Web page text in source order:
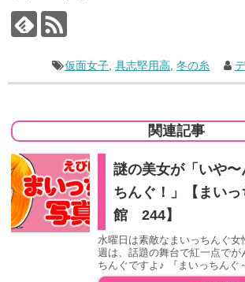
仮面女子 ,具志堅用高 ,冬の糸
関連記事
謎の美女が「いや〜
ちんぐ！」【まい
館 244】
水曜日は素敵なまいっちんぐ
週は、話題の舞台で紅一点でが
ちんぐですよ♪ 『まいっちんぐ